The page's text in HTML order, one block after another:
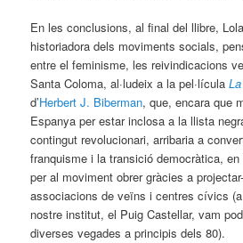
En les conclusions, al final del llibre,
historiadora dels moviments socials,
entre el feminisme, les reivindicacions
Santa Coloma, al·ludeix a la pel·lícula
d’Herbert J. Biberman, que, encara que
Espanya per estar inclosa a la llista
contingut revolucionari, arribaria a
franquisme i la transició democràtica,
per al moviment obrer gràcies a
associacions de veïns i centres cívics (a
nostre institut, el Puig Castellar, vam
diverses vegades a principis dels 80).